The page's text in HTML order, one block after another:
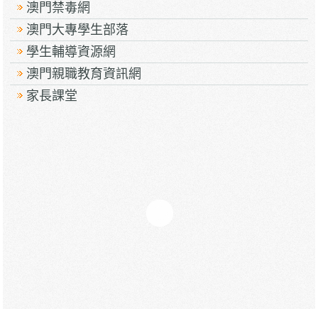
澳門禁毒網
澳門大專學生部落
學生輔導資源網
澳門親職教育資訊網
家長課堂